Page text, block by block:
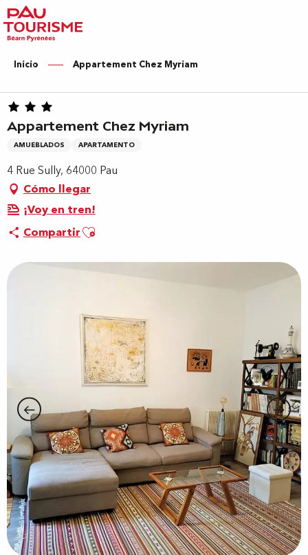
Aller
au
contenu
principal
Inicio Appartement Chez Myriam
Appartement Chez Myriam
AMUEBLADOS APARTAMENTO
4 Rue Sully, 64000 Pau
Cómo llegar
¡Voy en tren!
CompartirAjouter aux favoris